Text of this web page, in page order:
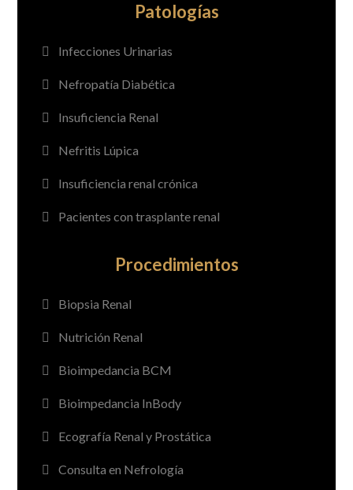
Patologías
Infecciones Urinarias
Nefropatía Diabética
Insuficiencia Renal
Nefritis Lúpica
Insuficiencia renal crónica
Pacientes con trasplante renal
Procedimientos
Biopsia Renal
Nutrición Renal
Bioimpedancia BCM
Bioimpedancia InBody
Ecografía Renal y Prostática
Consulta en Nefrología